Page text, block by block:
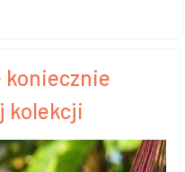
koniecznie
kolekcji